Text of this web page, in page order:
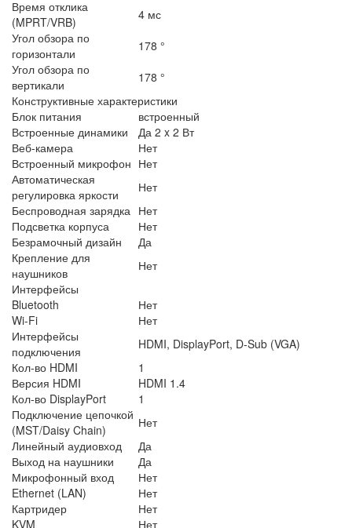
Время отклика
(MPRT/VRB)
4 мс
Угол обзора по
горизонтали
178 °
Угол обзора по
вертикали
178 °
Конструктивные характеристики
Блок питания
встроенный
Встроенные динамики
Да 2 x 2 Вт
Веб-камера
Нет
Встроенный микрофон Нет
Автоматическая
регулировка яркости
Нет
Беспроводная зарядка Нет
Подсветка корпуса
Нет
Безрамочный дизайн
Да
Крепление для
наушников
Нет
Интерфейсы
Bluetooth
Нет
Wi-Fi
Нет
Интерфейсы
подключения
HDMI, DisplayPort, D-Sub (VGA)
Кол-во HDMI
1
Версия HDMI
HDMI 1.4
Кол-во DisplayPort
1
Подключение цепочкой
(MST/Daisy Chain)
Нет
Линейный аудиовход
Да
Выход на наушники
Да
Микрофонный вход
Нет
Ethernet (LAN)
Нет
Картридер
Нет
KVM
Нет